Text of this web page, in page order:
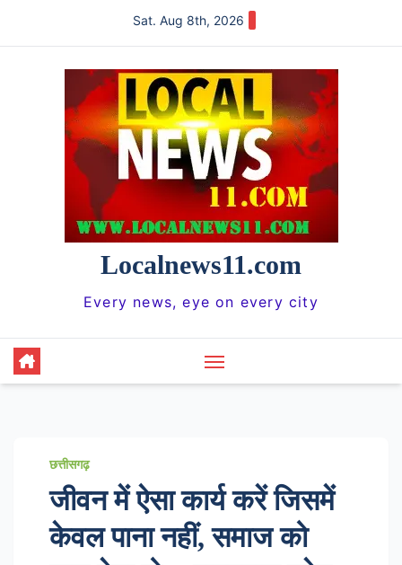
Sat. Aug 8th, 2026
Localnews11.com
Every news, eye on every city
छत्तीसगढ़
जीवन में ऐसा कार्य करें जिसमें
केवल पाना नहीं, समाज को